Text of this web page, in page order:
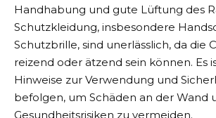
Handhabung und gute Lüftung des
Schutzkleidung, insbesondere
Schutzbrille, sind unerlässlich, da die
reizend oder ätzend sein können. Es
Hinweise zur Verwendung und
befolgen, um Schäden an der Wand
Gesundheitsrisiken zu vermeiden.